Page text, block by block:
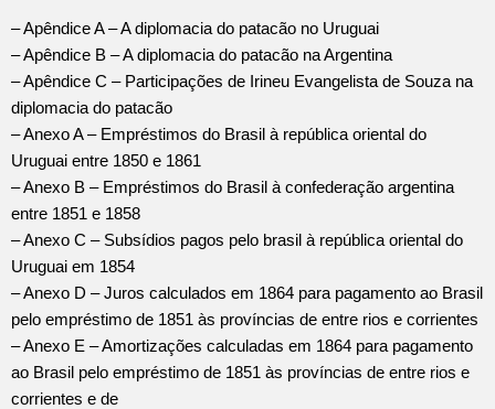
– Apêndice A – A diplomacia do patacão no Uruguai
– Apêndice B – A diplomacia do patacão na Argentina
– Apêndice C – Participações de Irineu Evangelista de Souza na
diplomacia do patacão
– Anexo A – Empréstimos do Brasil à república oriental do
Uruguai entre 1850 e 1861
– Anexo B – Empréstimos do Brasil à confederação argentina
entre 1851 e 1858
– Anexo C – Subsídios pagos pelo brasil à república oriental do
Uruguai em 1854
– Anexo D – Juros calculados em 1864 para pagamento ao Brasil
pelo empréstimo de 1851 às províncias de entre rios e corrientes
– Anexo E – Amortizações calculadas em 1864 para pagamento
ao Brasil pelo empréstimo de 1851 às províncias de entre rios e
corrientes e de